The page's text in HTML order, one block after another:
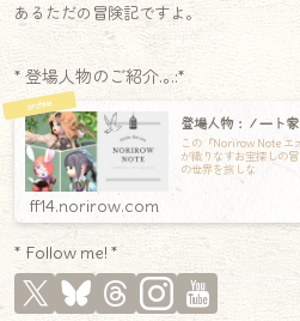
あるただの冒険記ですよ。
* 登場人物のご紹介.｡.:*
登場人物：ノート
この『Norirow Note エ
が織りなすお宝探しの
の世界を旅しな
ff14.norirow.com
* Follow me! *